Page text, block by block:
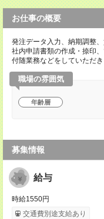
お仕事の概要
発注データ入力、納期調整
社内申請書類の作成・捺印
付随業務などをしていただ
職場の雰囲気
年齢層
募集情報
給与
時給1550円
交通費別途支給あり